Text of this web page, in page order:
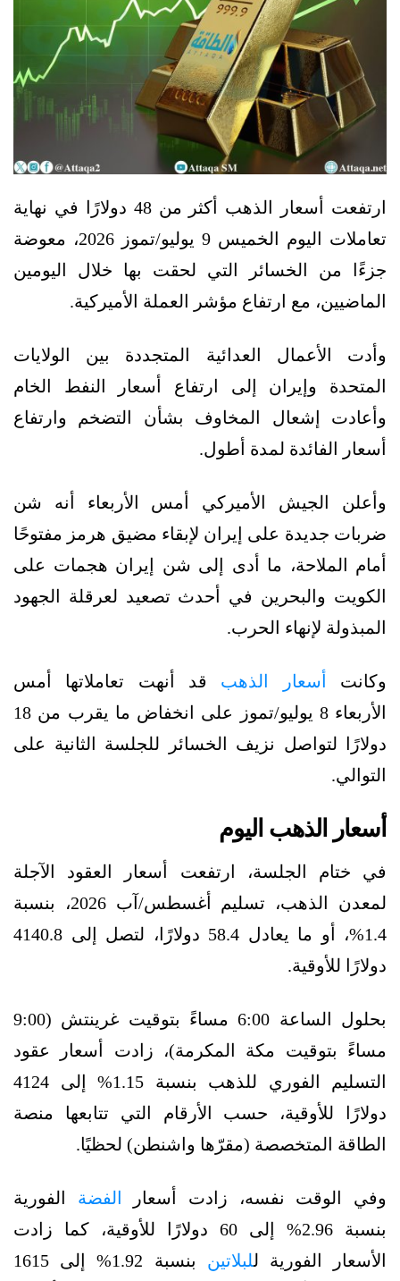
ارتفعت أسعار الذهب أكثر من 48 دولارًا في نهاية
تعاملات اليوم الخميس 9 يوليو/تموز 2026، معوضة
جزءًا من الخسائر التي لحقت بها خلال اليومين
الماضيين، مع ارتفاع مؤشر العملة الأميركية.
وأدت الأعمال العدائية المتجددة بين الولايات
المتحدة وإيران إلى ارتفاع أسعار النفط الخام
وأعادت إشعال المخاوف بشأن التضخم وارتفاع
أسعار الفائدة لمدة أطول.
وأعلن الجيش الأميركي أمس الأربعاء أنه شن
ضربات جديدة على إيران لإبقاء مضيق هرمز مفتوحًا
أمام الملاحة، ما أدى إلى شن إيران هجمات على
الكويت والبحرين في أحدث تصعيد لعرقلة الجهود
المبذولة لإنهاء الحرب.
وكانت أسعار الذهب قد أنهت تعاملاتها أمس
الأربعاء 8 يوليو/تموز على انخفاض ما يقرب من 18
دولارًا لتواصل نزيف الخسائر للجلسة الثانية على
التوالي.
أسعار الذهب اليوم
في ختام الجلسة، ارتفعت أسعار العقود الآجلة
لمعدن الذهب، تسليم أغسطس/آب 2026، بنسبة
1.4%، أو ما يعادل 58.4 دولارًا، لتصل إلى 4140.8
دولارًا للأوقية.
بحلول الساعة 6:00 مساءً بتوقيت غرينتش (9:00
مساءً بتوقيت مكة المكرمة)، زادت أسعار عقود
التسليم الفوري للذهب بنسبة 1.15% إلى 4124
دولارًا للأوقية، حسب الأرقام التي تتابعها منصة
الطاقة المتخصصة (مقرّها واشنطن) لحظيًا.
وفي الوقت نفسه، زادت أسعار الفضة الفورية
بنسبة 2.96% إلى 60 دولارًا للأوقية، كما زادت
الأسعار الفورية للبلاتين
بنسبة 1.92% إلى 1615